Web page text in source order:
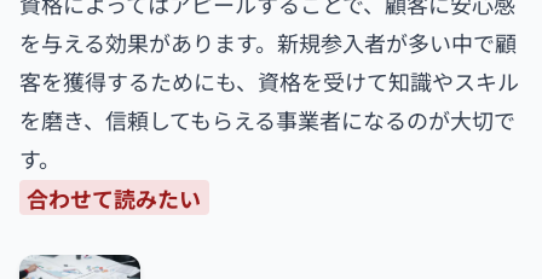
を与える効果があります。新規参入者が多い中で顧
客を獲得するためにも、資格を受けて知識やスキル
を磨き、信頼してもらえる事業者になるのが大切で
す。
合わせて読みたい